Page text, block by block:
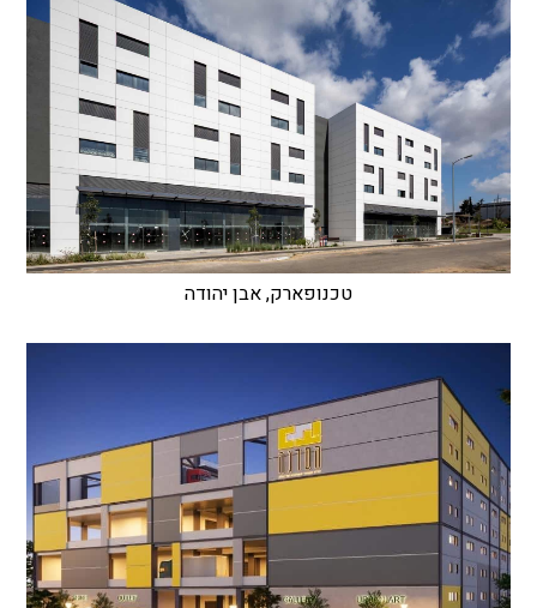
טכנופארק, אבן יהודה